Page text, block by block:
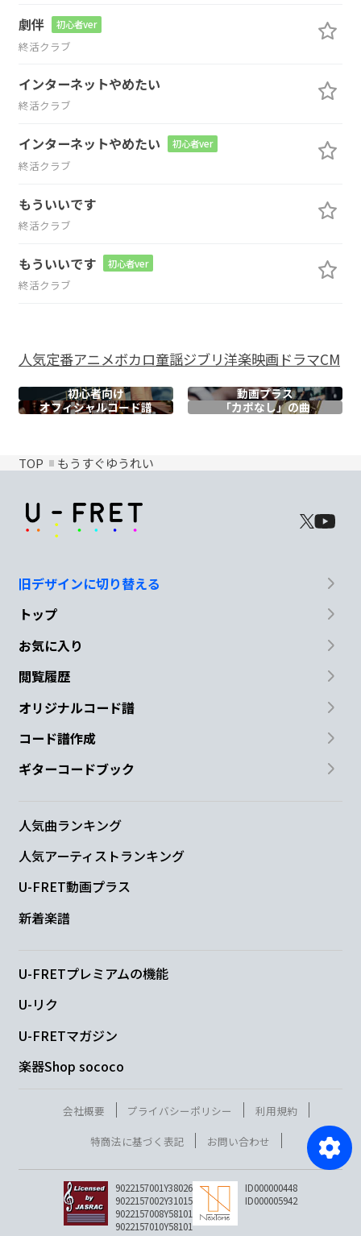
劇伴 初心者ver
終活クラブ
インターネットやめたい
終活クラブ
インターネットやめたい 初心者ver
終活クラブ
もういいです
終活クラブ
もういいです 初心者ver
終活クラブ
人気定番アニメボカロ童謡ジブリ洋楽映画ドラマCM
初心者向け
動画プラス
オフィシャルコード譜 「カポなし」の曲
TOP もうすぐゆうれい
旧デザインに切り替える
トップ
お気に入り
閲覧履歴
オリジナルコード譜
コード譜作成
ギターコードブック
人気曲ランキング
人気アーティストランキング
U-FRET動画プラス
新着楽譜
U-FRETプレミアムの機能
U-リク
U-FRETマガジン
楽器Shop sococo
会社概要 プライバシーポリシー
利用規約
特商法に基づく表記
お問い合わせ
9022157001Y38026
9022157002Y31015
9022157008Y58101
9022157010Y58101
ID000000448
ID000005942